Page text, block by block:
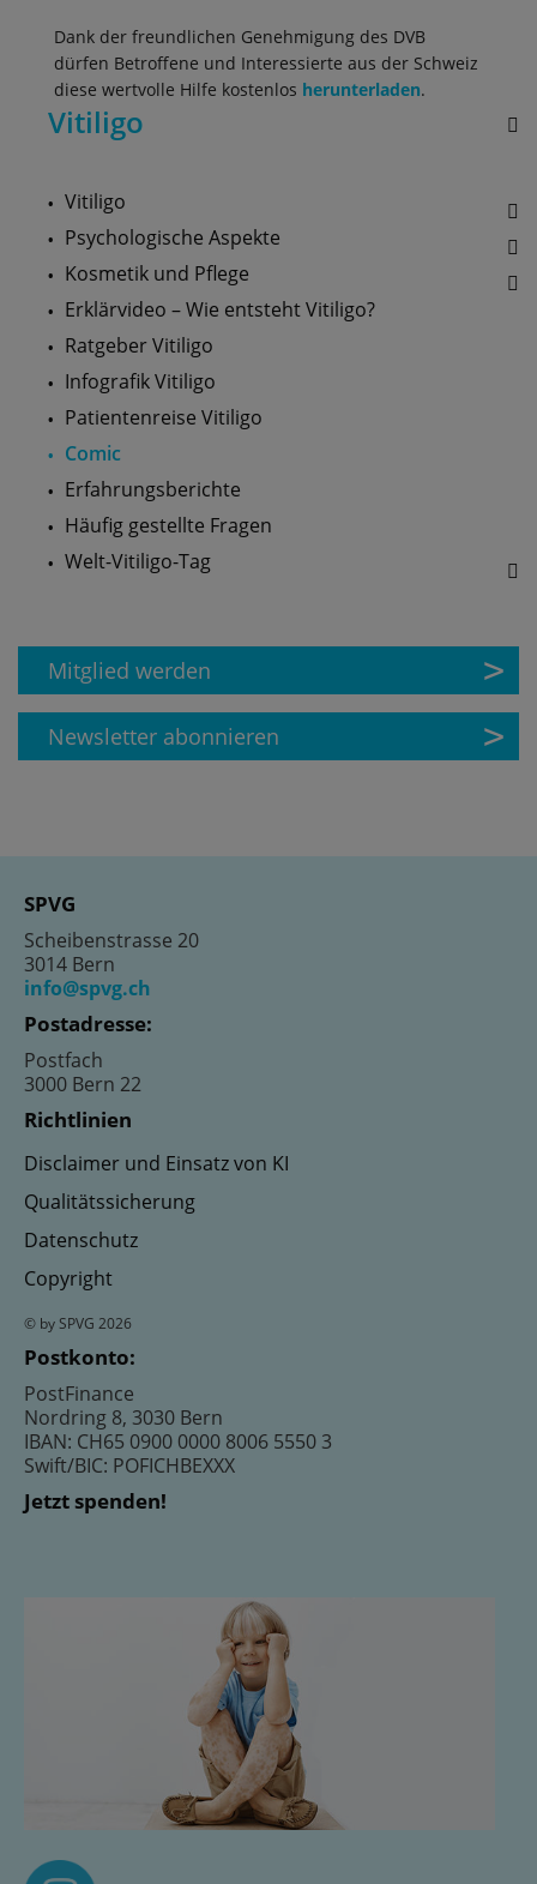
Dank der freundlichen Genehmigung des DVB
dürfen Betroffene und Interessierte aus der Schweiz
diese wertvolle Hilfe kostenlos herunterladen.
Vitiligo
Vitiligo
Psychologische Aspekte
Kosmetik und Pflege
Erklärvideo – Wie entsteht Vitiligo?
Ratgeber Vitiligo
Infografik Vitiligo
Patientenreise Vitiligo
Comic
Erfahrungsberichte
Häufig gestellte Fragen
Welt-Vitiligo-Tag
Mitglied werden
Newsletter abonnieren
SPVG
Scheibenstrasse 20
3014 Bern
info@spvg.ch
Postadresse:
Postfach
3000 Bern 22
Richtlinien
Disclaimer und Einsatz von KI
Qualitätssicherung
Datenschutz
Copyright
© by SPVG 2026
Postkonto:
PostFinance
Nordring 8, 3030 Bern
IBAN: CH65 0900 0000 8006 5550 3
Swift/BIC: POFICHBEXXX
Jetzt spenden!